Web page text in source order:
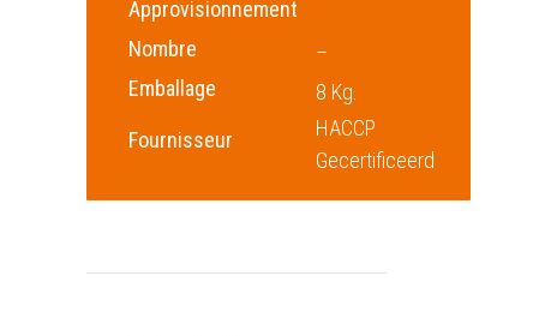
Approvisionnement
Nombre
–
Emballage
8 Kg.
Fournisseur
HACCP
Gecertificeerd